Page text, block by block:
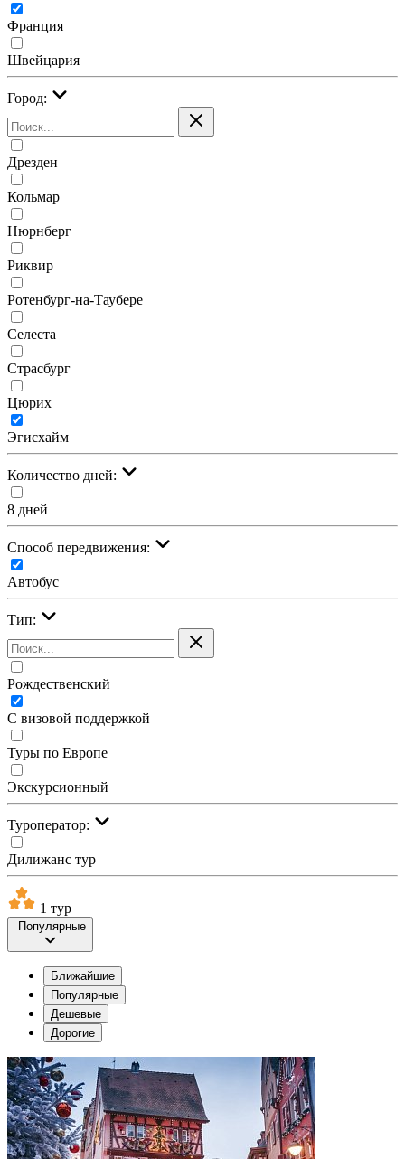
Франция
Швейцария
Город:
Дрезден
Кольмар
Нюрнберг
Риквир
Ротенбург-на-Таубере
Селеста
Страсбург
Цюрих
Эгисхайм
Количество дней:
8 дней
Cпособ передвижения:
Автобус
Тип:
Рождественский
С визовой поддержкой
Туры по Европе
Экскурсионный
Туроператор:
Дилижанс тур
1 тур
Популярные
Ближайшие
Популярные
Дешевые
Дорогие